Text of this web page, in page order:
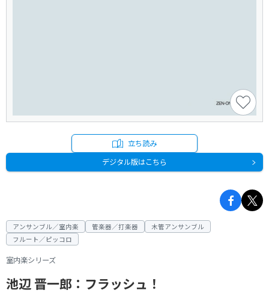
立ち読み
デジタル版はこちら
アンサンブル／室内楽 管楽器／打楽器
木管アンサンブル
フルート／ピッコロ
室内楽シリーズ
池辺 晋一郎：フラッシュ！